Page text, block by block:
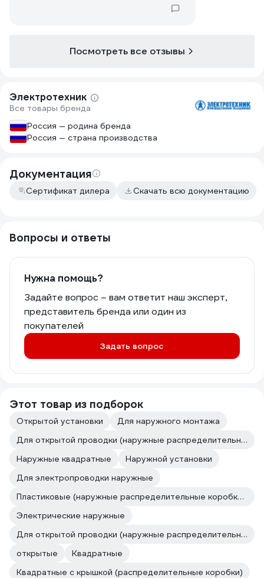
брендами, изначально покупал именно
артикулом (без буквы Г, в том-то и
дело!), и этим всё испортили.
Покрыл огнезащитной краской,
полистиролу это мало помогает.
"Даже если духами обдать...", как
Сжег полностью и угли выкинул.
Посмотреть все отзывы
Электротехник
Все товары бренда
Россия — родина бренда
Россия — страна производства
Документация
Сертификат дилера Скачать всю документацию
Вопросы и ответы
Нужна помощь?
Задайте вопрос – вам ответит наш эксперт,
представитель бренда или один из
покупателей
Задать вопрос
Этот товар из подборок
Открытой установки
Для наружного монтажа
Для открытой проводки (наружные распределительные коробки открытой установки)
Наружные квадратные
Наружной установки
Для электропроводки наружные
Пластиковые (наружные распределительные коробки открытой установки)
Электрические наружные
Для открытой проводки (наружные распределительные коробки открытой установки)
открытые
Квадратные
Квадратные с крышкой (распределительные коробки)